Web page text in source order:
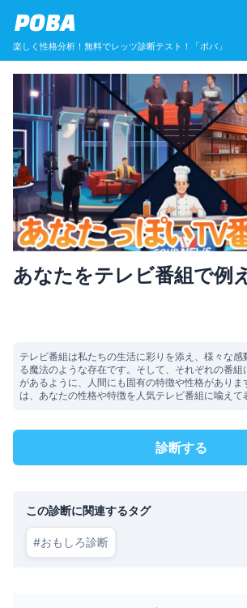
POBA
楽しく性格分析！無料でレッツ診断テスト！「ポバ」
あなたをテレビ番組で例
テレビ番組は私たちの生活に彩りを添え、様々な
る魔法のような存在です。そして、それぞれの番組
があるように、人間にも固有の特徴や性格がありま
は、あなたの性格や特徴を人気テレビ番組に喩えて
診断する
この診断に関連するタグ
#おもしろ診断